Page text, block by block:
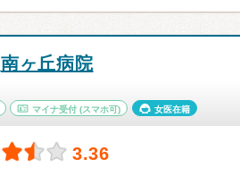
南ヶ丘病院
マイナ受付 (スマホ可) 女医在籍
3.36